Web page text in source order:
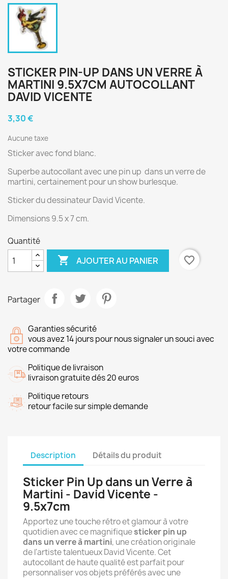
STICKER PIN-UP DANS UN VERRE À
MARTINI 9.5X7CM AUTOCOLLANT
DAVID VICENTE
3,30 €
Aucune taxe
Sticker avec fond blanc.
Superbe autocollant avec une pin up dans un verre de
martini, certainement pour un show burlesque.
Sticker du dessinateur David Vicente.
Dimensions 9.5 x 7 cm.
Quantité
 AJOUTER AU PANIER favorite_border
Partager
Garanties sécurité
vous avez 14 jours pour nous signaler un souci avec
votre commande
Politique de livraison
livraison gratuite dés 20 euros
Politique retours
retour facile sur simple demande
Description Détails du produit
Sticker Pin Up dans un Verre à
Martini - David Vicente -
9.5x7cm
Apportez une touche rétro et glamour à votre
quotidien avec ce magnifiquesticker pin up
dans un verre à martini, une création originale
de l'artiste talentueux David Vicente. Cet
autocollant de haute qualité est parfait pour
personnaliser vos objets préférés avec une